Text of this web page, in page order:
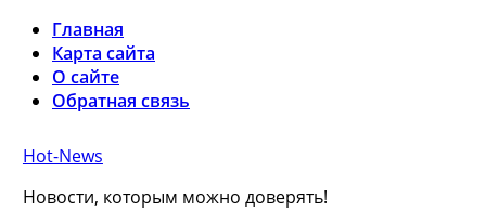
Главная
Карта сайта
О сайте
Обратная связь
Hot-News
Новости, которым можно доверять!